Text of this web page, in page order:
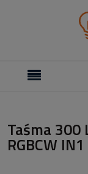
Taśma 300
RGBCW